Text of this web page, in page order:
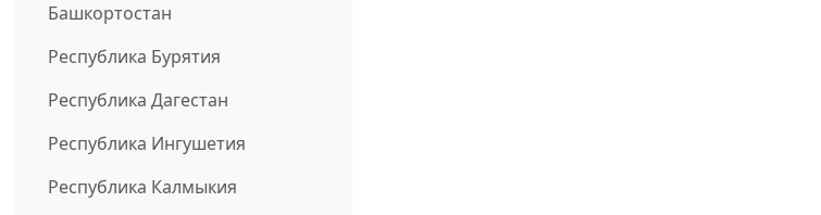
Башкортостан
Республика Бурятия
Республика Дагестан
Республика Ингушетия
Республика Калмыкия